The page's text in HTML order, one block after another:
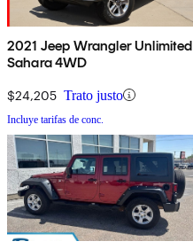
2021 Jeep Wrangler Unlimited
Sahara 4WD
$24,205 Trato justo
Incluye tarifas de conc.